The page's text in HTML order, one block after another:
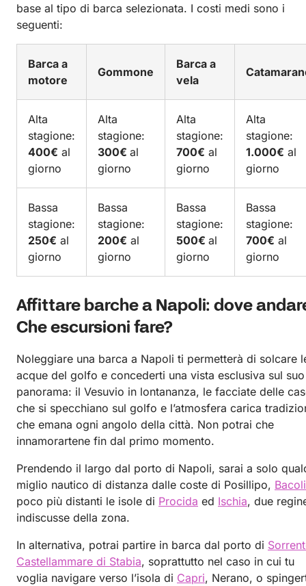
base al tipo di barca selezionata. I costi medi sono i
seguenti:
Barca a
motore
Gommone
Barca a
vela
Alta
stagione:
400€ al
giorno
Alta
stagione:
300€ al
giorno
Alta
stagione:
700€ al
giorno
Alta
stagione:
1.000€ al
giorno
Bassa
stagione:
250€ al
giorno
Bassa
stagione:
200€ al
giorno
Bassa
stagione:
500€ al
giorno
Bassa
stagione:
700€ al
giorno
Affittare barche a Napoli: dove
Che escursioni fare?
Noleggiare una barca a Napoli ti permetterà di solcare
acque del golfo e concederti una vista esclusiva sul suo
panorama: il Vesuvio in lontananza, le facciate delle
che si specchiano sul golfo e l’atmosfera carica
che emana ogni angolo della città. Non potrai che
innamorartene fin dal primo momento.
Prendendo il largo dal porto di Napoli, sarai a solo
miglio nautico di distanza dalle coste di Posillipo, Bacoli
poco più distanti le isole di Procida ed Ischia, due
indiscusse della zona.
In alternativa, potrai partire in barca dal porto di
Castellammare di Stabia, soprattutto nel caso in cui tu
voglia navigare verso l’isola di Capri, Nerano, o